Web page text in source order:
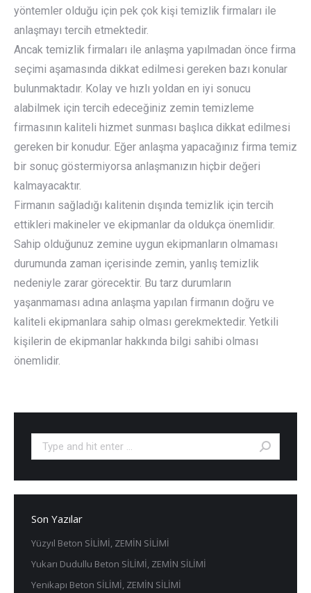
yöntemler olduğu için pek çok kişi temizlik firmaları ile
anlaşmayı tercih etmektedir.
Ancak temizlik firmaları ile anlaşma yapılmadan önce firma
seçimi aşamasında dikkat edilmesi gereken bazı konular
bulunmaktadır. Kolay ve hızlı yoldan en iyi sonucu
alabilmek için tercih edeceğiniz zemin temizleme
firmasının kaliteli hizmet sunması başlıca dikkat edilmesi
gereken bir konudur. Eğer anlaşma yapacağınız firma temiz
bir sonuç göstermiyorsa anlaşmanızın hiçbir değeri
kalmayacaktır.
Firmanın sağladığı kalitenin dışında temizlik için tercih
ettikleri makineler ve ekipmanlar da oldukça önemlidir.
Sahip olduğunuz zemine uygun ekipmanların olmaması
durumunda zaman içerisinde zemin, yanlış temizlik
nedeniyle zarar görecektir. Bu tarz durumların
yaşanmaması adına anlaşma yapılan firmanın doğru ve
kaliteli ekipmanlara sahip olması gerekmektedir. Yetkili
kişilerin de ekipmanlar hakkında bilgi sahibi olması
önemlidir.
Search:
Son Yazılar
Yüzyıl Beton SİLİMİ, ZEMİN SİLİMİ
Yukarı Dudullu Beton SİLİMİ, ZEMİN SİLİMİ
Yenikapı Beton SİLİMİ, ZEMİN SİLİMİ